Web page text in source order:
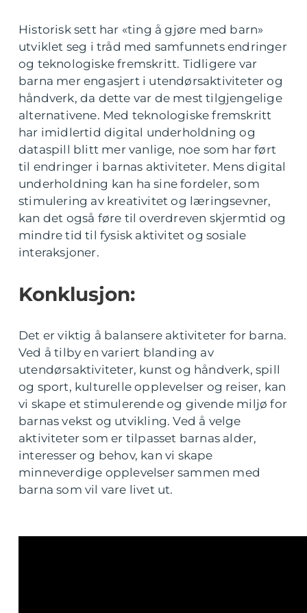
Historisk sett har «ting å gjøre med barn»
utviklet seg i tråd med samfunnets endringer
og teknologiske fremskritt. Tidligere var
barna mer engasjert i utendørsaktiviteter og
håndverk, da dette var de mest tilgjengelige
alternativene. Med teknologiske fremskritt
har imidlertid digital underholdning og
dataspill blitt mer vanlige, noe som har ført
til endringer i barnas aktiviteter. Mens digital
underholdning kan ha sine fordeler, som
stimulering av kreativitet og læringsevner,
kan det også føre til overdreven skjermtid og
mindre tid til fysisk aktivitet og sosiale
interaksjoner.
Konklusjon:
Det er viktig å balansere aktiviteter for barna.
Ved å tilby en variert blanding av
utendørsaktiviteter, kunst og håndverk, spill
og sport, kulturelle opplevelser og reiser, kan
vi skape et stimulerende og givende miljø for
barnas vekst og utvikling. Ved å velge
aktiviteter som er tilpasset barnas alder,
interesser og behov, kan vi skape
minneverdige opplevelser sammen med
barna som vil vare livet ut.